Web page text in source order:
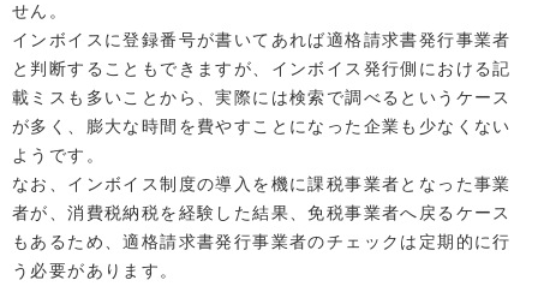
せん。
インボイスに登録番号が書いてあれば適格請求書発行事業者
と判断することもできますが、インボイス発行側における記
載ミスも多いことから、実際には検索で調べるというケース
が多く、膨大な時間を費やすことになった企業も少なくない
ようです。
なお、インボイス制度の導入を機に課税事業者となった事業
者が、消費税納税を経験した結果、免税事業者へ戻るケース
もあるため、適格請求書発行事業者のチェックは定期的に行
う必要があります。